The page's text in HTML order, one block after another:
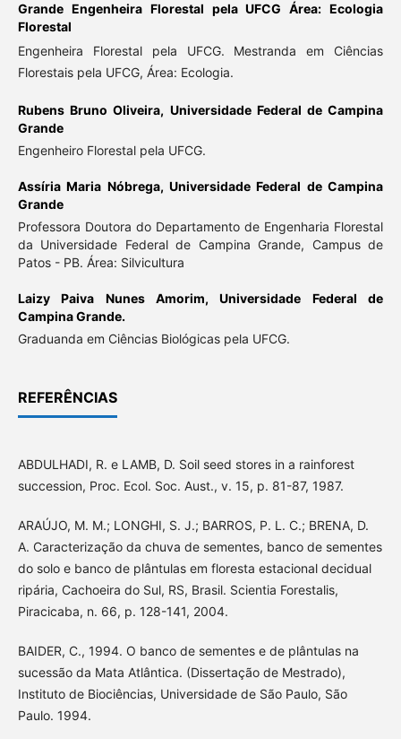
Grande Engenheira Florestal pela UFCG Área: Ecologia
Florestal
Engenheira Florestal pela UFCG. Mestranda em Ciências
Florestais pela UFCG, Área: Ecologia.
Rubens Bruno Oliveira, Universidade Federal de Campina
Grande
Engenheiro Florestal pela UFCG.
Assíria Maria Nóbrega, Universidade Federal de Campina
Grande
Professora Doutora do Departamento de Engenharia Florestal
da Universidade Federal de Campina Grande, Campus de
Patos - PB. Área: Silvicultura
Laizy Paiva Nunes Amorim,Universidade Federal de
Campina Grande.
Graduanda em Ciências Biológicas pela UFCG.
REFERÊNCIAS
ABDULHADI, R. e LAMB, D. Soil seed stores in a rainforest
succession, Proc. Ecol. Soc. Aust., v. 15, p. 81-87, 1987.
ARAÚJO, M. M.; LONGHI, S. J.; BARROS, P. L. C.; BRENA, D.
A. Caracterização da chuva de sementes, banco de sementes
do solo e banco de plântulas em floresta estacional decidual
ripária, Cachoeira do Sul, RS, Brasil. Scientia Forestalis,
Piracicaba, n. 66, p. 128-141, 2004.
BAIDER, C., 1994. O banco de sementes e de plântulas na
sucessão da Mata Atlântica. (Dissertação de Mestrado),
Instituto de Biociências, Universidade de São Paulo, São
Paulo. 1994.